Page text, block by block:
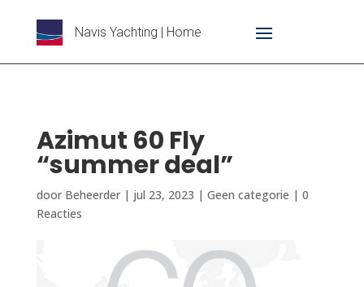
Navis Yachting | Home
Azimut 60 Fly
“summer deal”
door Beheerder| jul 23, 2023 | Geen categorie | 0
Reacties